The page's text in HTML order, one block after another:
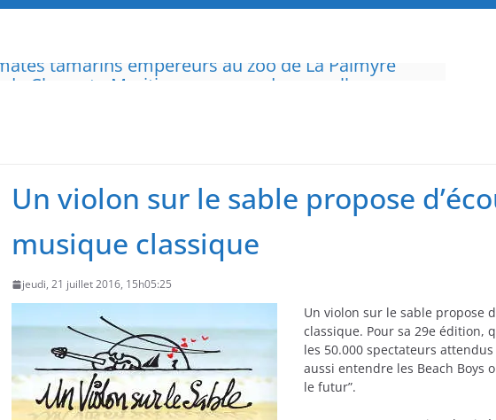
de Charente-Maritime annonce de nouvelles
Un violon sur le sable propose
musique classique
jeudi, 21 juillet 2016, 15h05:25
Un violon sur le sable propose
classique. Pour sa 29e édition,
les 50.000 spectateurs
aussi entendre les Beach Boys
le futur”.